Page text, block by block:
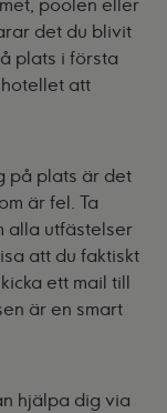
det du blivit
plats i första
att
på plats är det
är fel. Ta
alla utfästelser
att du faktiskt
ett mail till
är en smart
hjälpa dig via